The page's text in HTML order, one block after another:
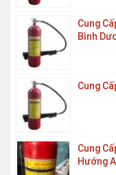
Cung
Bình
Cung
Cung
Hướng